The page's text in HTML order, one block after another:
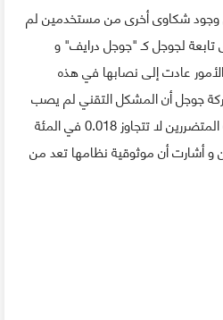
وجود شكاوى أخرى من مستخدمين لم
لجوجل كـ "جوجل درايف" و
عادت إلى نصابها في هذه
جوجل أن المشكل التقني لم يصب
أغلب المستخدمين، و أن نسبة المتضررين لا تتجاوز 0.018 في المئة
و أشارت أن موثوقية نظامها تعد من